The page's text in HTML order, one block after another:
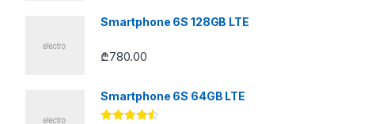
Smartphone 6S 128GB LTE
₾780.00
Smartphone 6S 64GB LTE